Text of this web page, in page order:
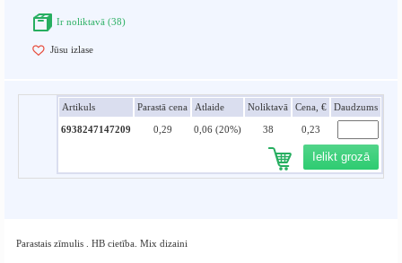
Ir noliktavā (38)
Jūsu izlase
Artikuls Parastā cena Atlaide Noliktavā Cena, € Daudzums
6938247147209 0,29 0,06 (20%) 38 0,23
Ielikt grozā
Parastais zīmulis . HB cietība. Mix dizaini